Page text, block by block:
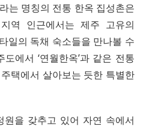
는 명칭의 전통 한옥 집성촌은
역 인근에서는 제주 고유의
일의 독채 숙소들을 만나볼 수
에서 ‘연월한옥’과 같은 전통
택에서 살아보는 듯한 특별한
을 갖추고 있어 자연 속에서